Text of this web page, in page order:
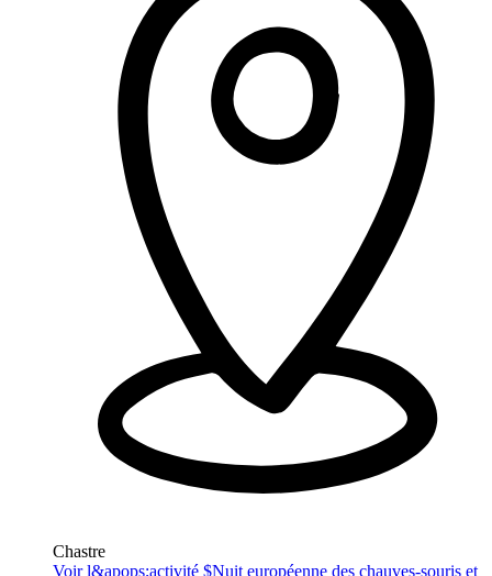
Chastre
Voir l&apops;activité $Nuit européenne des chauves-souris et